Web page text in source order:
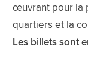
œuvrant pour la
quartiers et la
Les billets sont